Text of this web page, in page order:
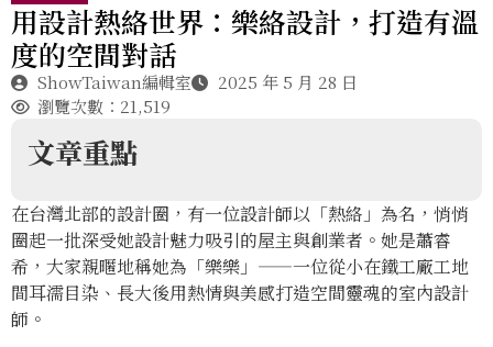
用設計熱絡世界：樂絡設計，打造有溫
度的空間對話
ShowTaiwan編輯室
2025 年 5 月 28 日
瀏覽次數：21,519
文章重點
在台灣北部的設計圈，有一位設計師以「熱絡」為名，悄悄
圈起一批深受她設計魅力吸引的屋主與創業者。她是蕭睿
希，大家親暱地稱她為「樂樂」——一位從小在鐵工廠工地
間耳濡目染、長大後用熱情與美感打造空間靈魂的室內設計
師。